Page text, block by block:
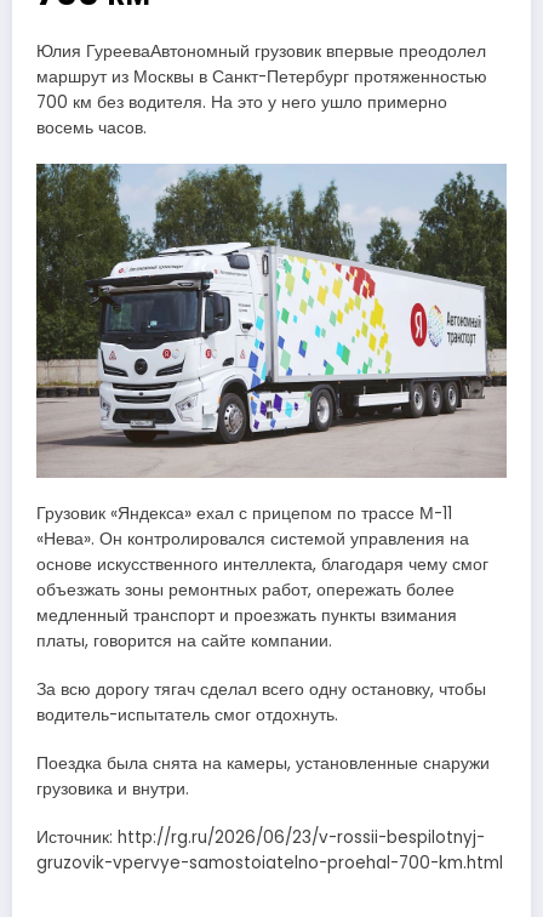
Юлия ГурееваАвтономный грузовик впервые преодолел
маршрут из Москвы в Санкт-Петербург протяженностью
700 км без водителя. На это у него ушло примерно
восемь часов.
Грузовик «Яндекса» ехал с прицепом по трассе М-11
«Нева». Он контролировался системой управления на
основе искусственного интеллекта, благодаря чему смог
объезжать зоны ремонтных работ, опережать более
медленный транспорт и проезжать пункты взимания
платы, говорится на сайте компании.
За всю дорогу тягач сделал всего одну остановку, чтобы
водитель-испытатель смог отдохнуть.
Поездка была снята на камеры, установленные снаружи
грузовика и внутри.
Источник: http://rg.ru/2026/06/23/v-rossii-bespilotnyj-
gruzovik-vpervye-samostoiatelno-proehal-700-km.html